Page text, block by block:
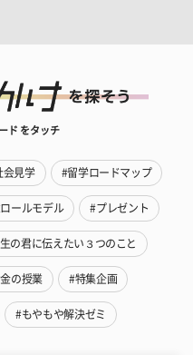
ド をタッチ
会見学 #留学ロードマップ
ールモデル #プレゼント
の君に伝えたい３つのこと
の授業 #特集企画
#もやもや解決ゼミ